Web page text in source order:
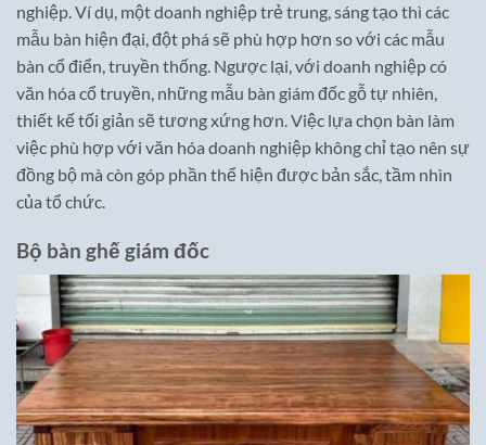
nghiệp. Ví dụ, một doanh nghiệp trẻ trung, sáng tạo thì các
mẫu bàn hiện đại, đột phá sẽ phù hợp hơn so với các mẫu
bàn cổ điển, truyền thống. Ngược lại, với doanh nghiệp có
văn hóa cổ truyền, những mẫu bàn giám đốc gỗ tự nhiên,
thiết kế tối giản sẽ tương xứng hơn. Việc lựa chọn bàn làm
việc phù hợp với văn hóa doanh nghiệp không chỉ tạo nên sự
đồng bộ mà còn góp phần thể hiện được bản sắc, tầm nhìn
của tổ chức.
Bộ bàn ghế giám đốc